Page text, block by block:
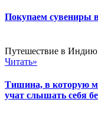
Покупаем сувениры
Путешествие в Индию
Читать»
Тишина, в которую
учат слышать себя